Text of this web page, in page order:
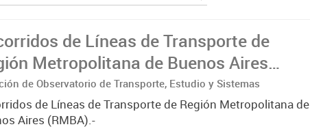
de Líneas de Transporte de
Metropolitana de Buenos Aires
de Observatorio de Transporte, Estudio y Sistemas
de Líneas de Transporte de Región Metropolitana de
Aires (RMBA).-